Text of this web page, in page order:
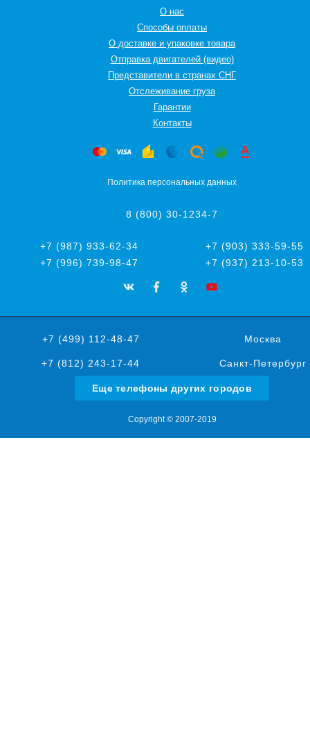
О нас
Способы оплаты
О доставке и упаковке товара
Отправка двигателей (видео)
Представители в странах СНГ
Oтслеживание груза
Гарантии
Контакты
Политика персональных данных
8 (800) 30-1234-7
+7 (987) 933-62-34
+7 (903) 333-59-55
+7 (996) 739-98-47
+7 (937) 213-10-53
+7 (499) 112-48-47 Москва
+7 (812) 243-17-44 Санкт-Петербург
Еще телефоны других городов
Copyright © 2007-2019